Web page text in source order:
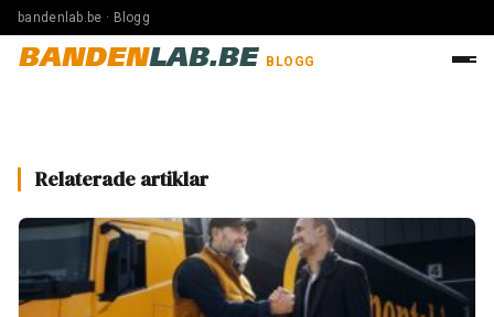
bandenlab.be · Blogg
BANDENLAB.BE BLOGG
Relaterade artiklar